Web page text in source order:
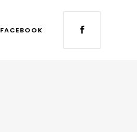
FACEBOOK